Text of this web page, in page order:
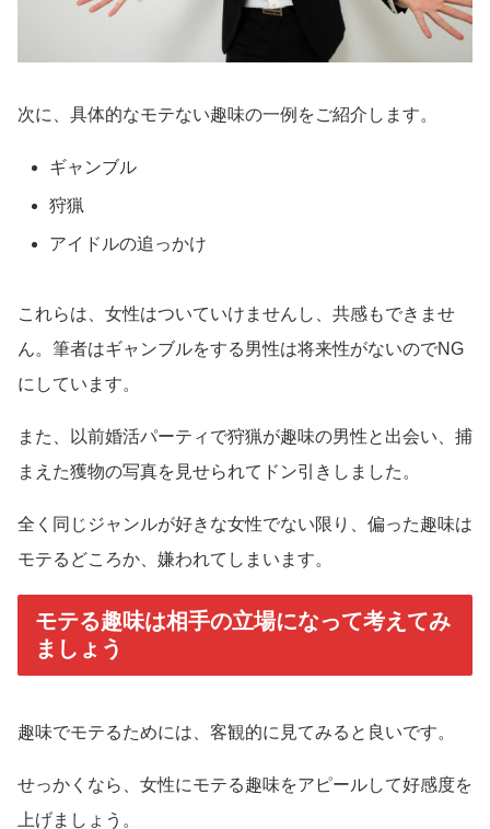
次に、具体的なモテない趣味の一例をご紹介します。
ギャンブル
狩猟
アイドルの追っかけ
これらは、女性はついていけませんし、共感もできませ
ん。筆者はギャンブルをする男性は将来性がないのでNG
にしています。
また、以前婚活パーティで狩猟が趣味の男性と出会い、捕
まえた獲物の写真を見せられてドン引きしました。
全く同じジャンルが好きな女性でない限り、偏った趣味は
モテるどころか、嫌われてしまいます。
モテる趣味は相手の立場になって考えてみ
ましょう
趣味でモテるためには、客観的に見てみると良いです。
せっかくなら、女性にモテる趣味をアピールして好感度を
上げましょう。